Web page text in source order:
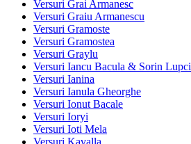
Versuri Grai Armanesc
Versuri Graiu Armanescu
Versuri Gramoste
Versuri Gramostea
Versuri Graylu
Versuri Iancu Bacula & Sorin Lupci
Versuri Ianina
Versuri Ianula Gheorghe
Versuri Ionut Bacale
Versuri Ioryi
Versuri Ioti Mela
Versuri Kavalla